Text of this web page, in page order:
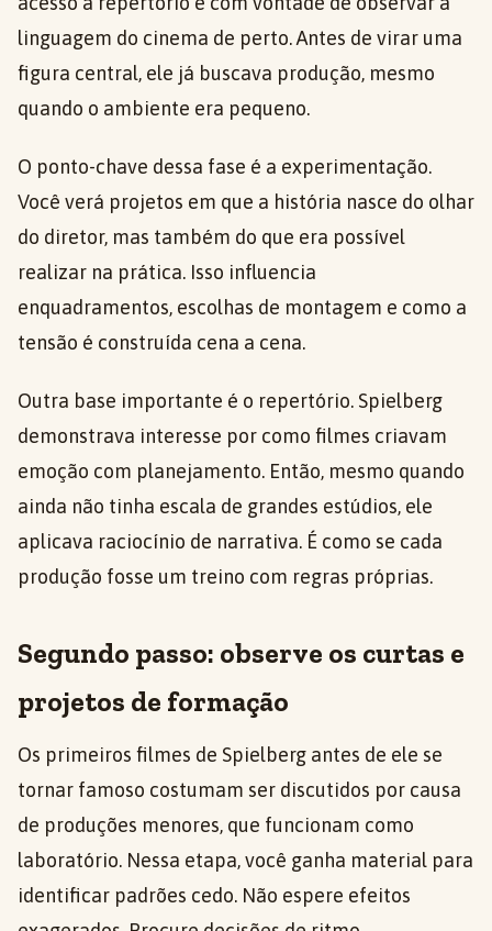
linguagem do cinema de perto. Antes de virar uma
figura central, ele já buscava produção, mesmo
quando o ambiente era pequeno.
O ponto-chave dessa fase é a experimentação.
Você verá projetos em que a história nasce do olhar
do diretor, mas também do que era possível
realizar na prática. Isso influencia
enquadramentos, escolhas de montagem e como a
tensão é construída cena a cena.
Outra base importante é o repertório. Spielberg
demonstrava interesse por como filmes criavam
emoção com planejamento. Então, mesmo quando
ainda não tinha escala de grandes estúdios, ele
aplicava raciocínio de narrativa. É como se cada
produção fosse um treino com regras próprias.
Segundo passo: observe os curtas e
projetos de formação
Os primeiros filmes de Spielberg antes de ele se
tornar famoso costumam ser discutidos por causa
de produções menores, que funcionam como
laboratório. Nessa etapa, você ganha material para
identificar padrões cedo. Não espere efeitos